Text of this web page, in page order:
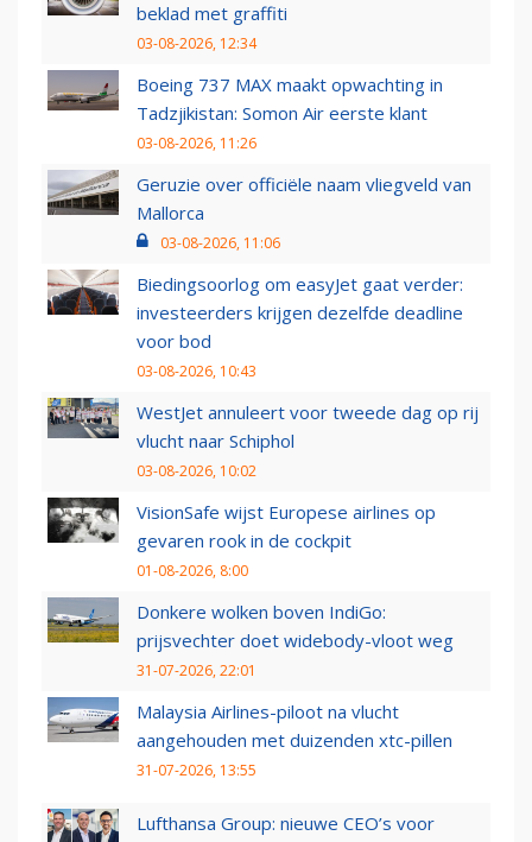
beklad met graffiti
03-08-2026, 12:34
Boeing 737 MAX maakt opwachting in
Tadzjikistan: Somon Air eerste klant
03-08-2026, 11:26
Geruzie over officiële naam vliegveld van
Mallorca
03-08-2026, 11:06
Biedingsoorlog om easyJet gaat verder:
investeerders krijgen dezelfde deadline
voor bod
03-08-2026, 10:43
WestJet annuleert voor tweede dag op rij
vlucht naar Schiphol
03-08-2026, 10:02
VisionSafe wijst Europese airlines op
gevaren rook in de cockpit
01-08-2026, 8:00
Donkere wolken boven IndiGo:
prijsvechter doet widebody-vloot weg
31-07-2026, 22:01
Malaysia Airlines-piloot na vlucht
aangehouden met duizenden xtc-pillen
31-07-2026, 13:55
Lufthansa Group: nieuwe CEO’s voor